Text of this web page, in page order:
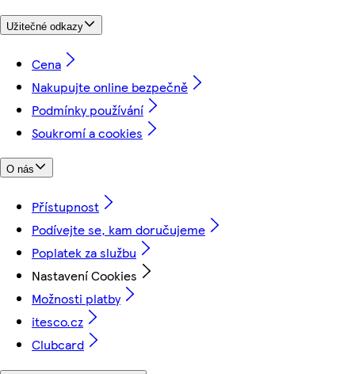
Užitečné odkazy
Cena
Nakupujte online bezpečně
Podmínky používání
Soukromí a cookies
O nás
Přístupnost
Podívejte se, kam doručujeme
Poplatek za službu
Nastavení Cookies
Možnosti platby
itesco.cz
Clubcard